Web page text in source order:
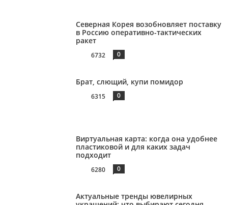
Северная Корея возобновляет поставку
в Россию оперативно-тактических
ракет
6732 0
Брат, слющий, купи помидор
6315 0
Виртуальная карта: когда она удобнее
пластиковой и для каких задач
подходит
6280 0
Актуальные тренды ювелирных